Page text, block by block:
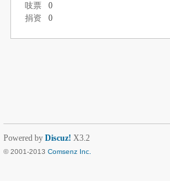
吱票
0
捐资
0
Powered by Discuz! X3.2
© 2001-2013 Comsenz Inc.